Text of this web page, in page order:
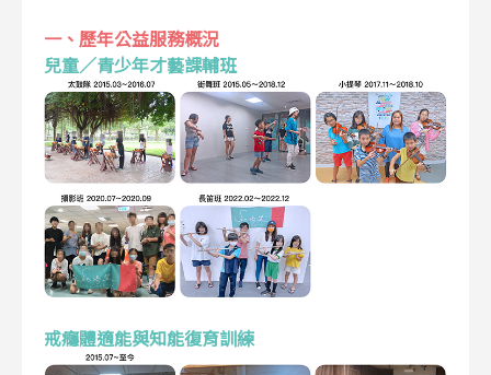
一、歷年公益服務概況
兒童／青少年才藝課輔班
戒癮體適能與知能復育訓練